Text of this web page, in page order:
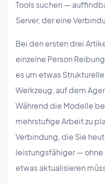
Tools suchen —
Server, der eine
Bei den ersten drei
einzelne Person
es um etwas
Werkzeug, auf dem
Während die Modelle
mehrstufige Arbeit zu
Verbindung, die Sie
leistungsfähiger — ohne
etwas aktualisieren